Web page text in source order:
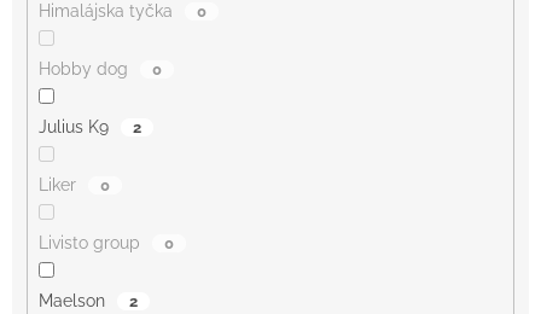
Himalájska tyčka 0
Hobby dog 0
Julius K9 2
Liker 0
Livisto group 0
Maelson 2